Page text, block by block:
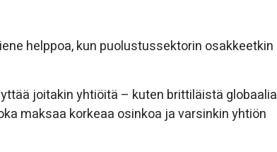
helppoa, kun puolustussektorin osakkeetkin
joitakin yhtiöitä – kuten brittiläistä globaalia
maksaa korkeaa osinkoa ja varsinkin yhtiön